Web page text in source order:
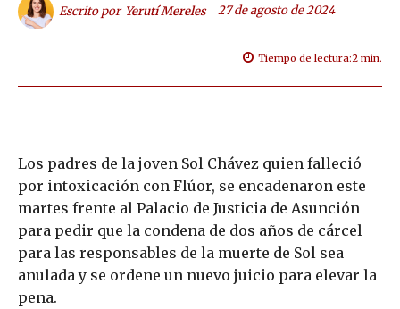
Escrito por Yerutí Mereles 27 de agosto de 2024
Tiempo de lectura:2 min.
Los padres de la joven Sol Chávez quien falleció
por intoxicación con Flúor, se encadenaron este
martes frente al Palacio de Justicia de Asunción
para pedir que la condena de dos años de cárcel
para las responsables de la muerte de Sol sea
anulada y se ordene un nuevo juicio para elevar la
pena.